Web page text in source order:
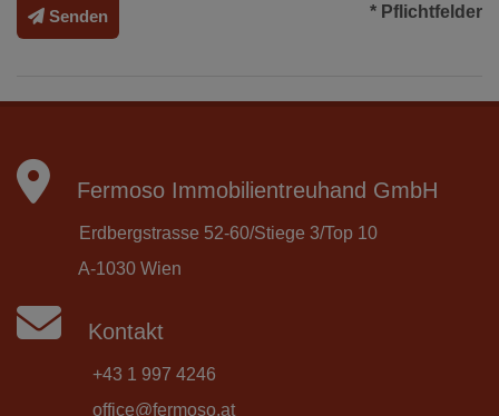
Senden * Pflichtfelder
Fermoso Immobilientreuhand GmbH
Erdbergstrasse 52-60/Stiege 3/Top 10
A-1030 Wien
Kontakt
+43 1 997 4246
office@fermoso.at